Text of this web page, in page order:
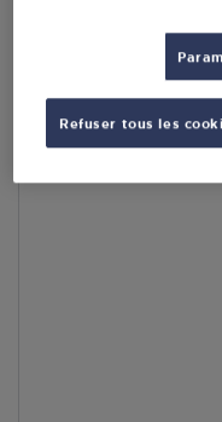
Refuser tous les